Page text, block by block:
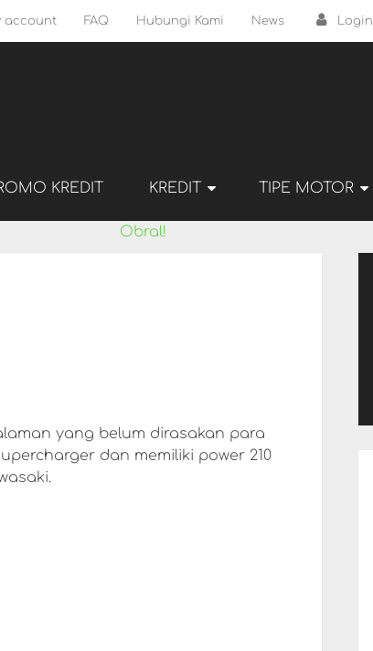
account FAQ Hubungi Kami News Login
KREDIT KREDIT TIPE MOTOR
yang belum dirasakan para
dan memiliki power 210
Obral!